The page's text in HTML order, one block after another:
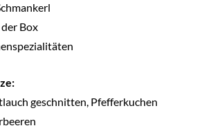
Box
geschnitten, Pfefferkuchen